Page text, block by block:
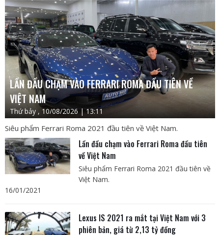
LẦN ĐẦU CHẠM VÀO FERRARI ROMA ĐẦU TIÊN VỀ
VIỆT NAM
Thứ bảy , 10/08/2026 | 13:11
Siêu phẩm Ferrari Roma 2021 đầu tiên về Việt Nam.
Lần đầu chạm vào Ferrari Roma đầu tiên
về Việt Nam
Siêu phẩm Ferrari Roma 2021 đầu tiên về
Việt Nam.
16/01/2021
Lexus IS 2021 ra mắt tại Việt Nam với 3
phiên bản, giá từ 2,13 tỷ đồng